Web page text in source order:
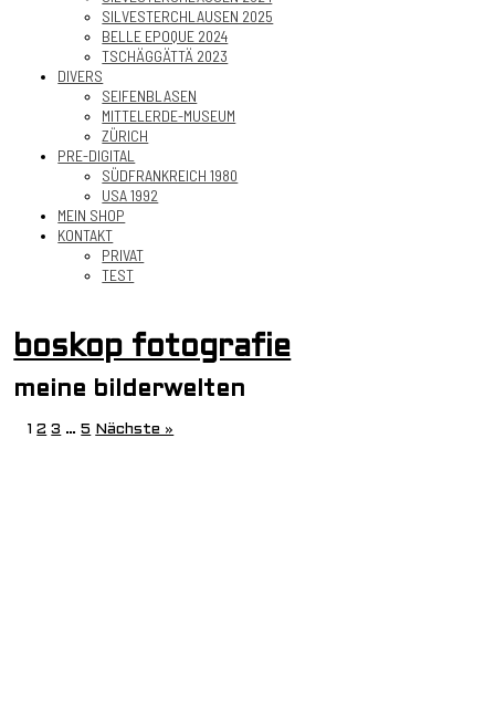
SILVESTERCHLAUSEN 2025
BELLE EPOQUE 2024
TSCHÄGGÄTTÄ 2023
DIVERS
SEIFENBLASEN
MITTELERDE-MUSEUM
ZÜRICH
PRE-DIGITAL
SÜDFRANKREICH 1980
USA 1992
MEIN SHOP
KONTAKT
PRIVAT
TEST
boskop fotografie
meine bilderwelten
1 2 3 … 5 Nächste »